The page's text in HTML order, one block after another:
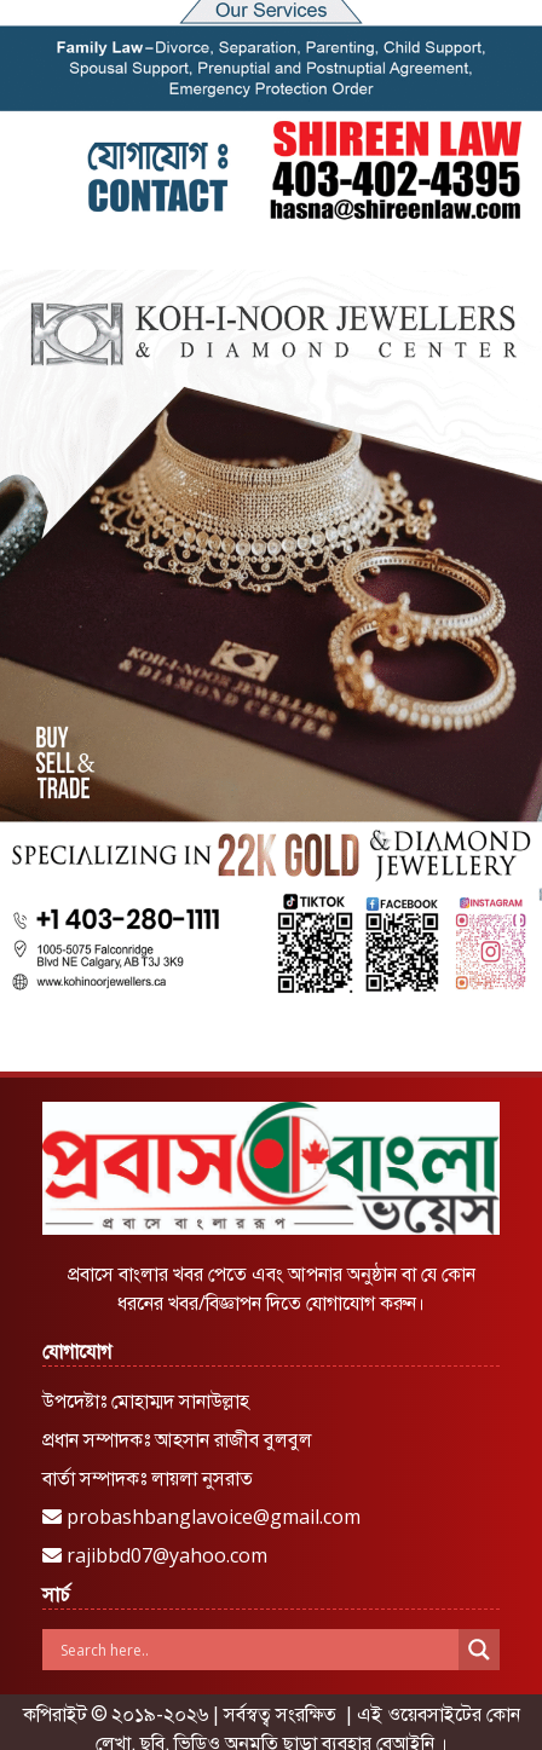
প্রবাসে বাংলার খবর পেতে এবং আপনার অনুষ্ঠান বা যে কোন
ধরনের খবর/বিজ্ঞাপন দিতে যোগাযোগ করুন।
যোগাযোগ
উপদেষ্টাঃ মোহাম্মদ সানাউল্লাহ
প্রধান সম্পাদকঃ আহসান রাজীব বুলবুল
বার্তা সম্পাদকঃ লায়লা নুসরাত
probashbanglavoice@gmail.com
rajibbd07@yahoo.com
সার্চ
কপিরাইট © ২০১৯-২০২৬ | সর্বস্বত্ব সংরক্ষিত | এই ওয়েবসাইটের কোন
লেখা, ছবি, ভিডিও অনুমতি ছাড়া ব্যবহার বেআইনি ।